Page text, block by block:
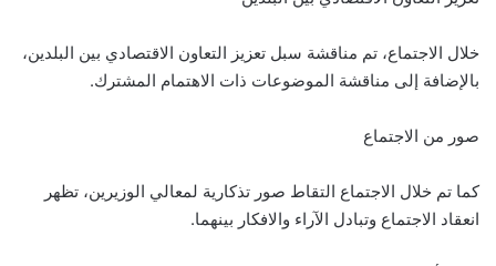
خلال الاجتماع، تم مناقشة سبل تعزيز التعاون الاقتصادي بين البلدين،
بالإضافة إلى مناقشة الموضوعات ذات الاهتمام المشترك.
صور من الاجتماع
كما تم خلال الاجتماع التقاط صور تذكارية لمعالي الوزيرين، تظهر
انعقاد الاجتماع وتبادل الآراء والافكار بينهما.